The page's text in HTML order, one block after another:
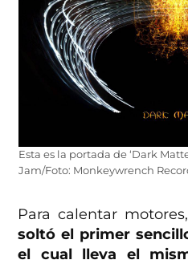
Esta es la portada de ‘Dark
Jam/Foto: Monkeywrench
Para calentar motores,
soltó el primer
el cual lleva el